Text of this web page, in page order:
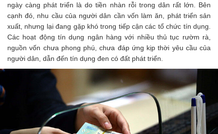
ngày càng phát triển là do tiền nhàn rỗi trong dân rất lớn. Bên
cạnh đó, nhu cầu của người dân cần vốn làm ăn, phát triển sản
xuất, nhưng lại đang gặp khó trong tiếp cận các tổ chức tín dụng.
Các hoạt động tín dụng ngân hàng với nhiều thủ tục rườm rà,
nguồn vốn chưa phong phú, chưa đáp ứng kịp thời yêu cầu của
người dân, dẫn đến tín dụng đen có đất phát triển.